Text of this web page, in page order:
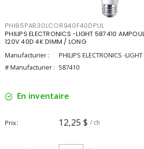
PHI85PAR30LCOR940F40DPUL
PHILIPS ELECTRONICS -LIGHT 587410
120V 40D 4K DIMM / LONG
Manufacturier :
PHILIPS ELECTRONICS -LIGHT
# Manufacturier : 587410
En inventaire
Prix 12,25 $ / ch